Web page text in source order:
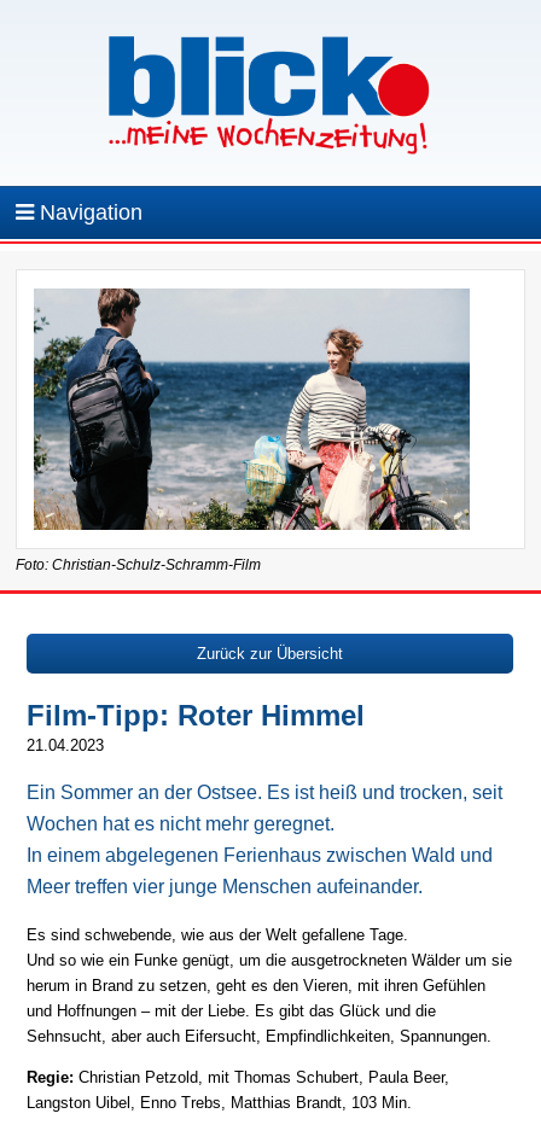
Navigation
Foto: Christian-Schulz-Schramm-Film
Zurück zur Übersicht
Film-Tipp: Roter Himmel
21.04.2023
Ein Sommer an der Ostsee. Es ist heiß und trocken, seit
Wochen hat es nicht mehr geregnet.
In einem abgelegenen Ferienhaus zwischen Wald und
Meer treffen vier junge Menschen aufeinander.
Es sind schwebende, wie aus der Welt gefallene Tage.
Und so wie ein Funke genügt, um die ausgetrockneten Wälder um sie
herum in Brand zu setzen, geht es den Vieren, mit ihren Gefühlen
und Hoffnungen – mit der Liebe. Es gibt das Glück und die
Sehnsucht, aber auch Eifersucht, Empfindlichkeiten, Spannungen.
Regie: Christian Petzold, mit Thomas Schubert, Paula Beer,
Langston Uibel, Enno Trebs, Matthias Brandt, 103 Min.